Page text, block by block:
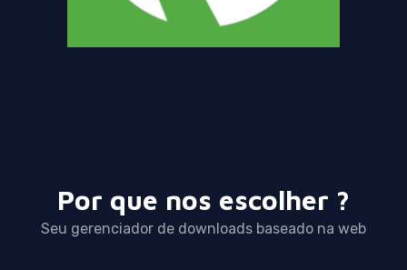
Por que nos escolher ?
Seu gerenciador de downloads baseado na web